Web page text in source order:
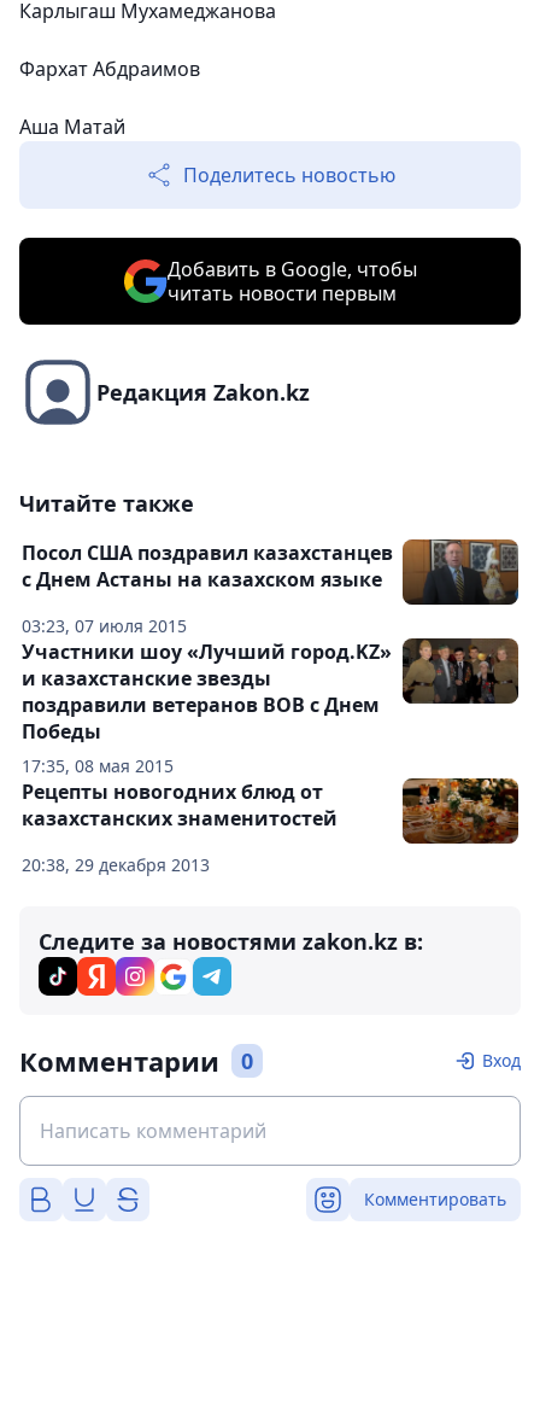
Карлыгаш Мухамеджанова
Фархат Абдраимов
Аша Матай
Поделитесь новостью
Добавить в Google, чтобы
читать новости первым
Редакция Zakon.kz
Читайте также
03:23, 07 июля 2015
Посол США поздравил казахстанцев
с Днем Астаны на казахском языке
17:35, 08 мая 2015
Участники шоу «Лучший город.KZ»
и казахстанские звезды
поздравили ветеранов ВОВ с Днем
Победы
20:38, 29 декабря 2013
Рецепты новогодних блюд от
казахстанских знаменитостей
Следите за новостями zakon.kz в:
Комментарии 0 Вход
Комментировать